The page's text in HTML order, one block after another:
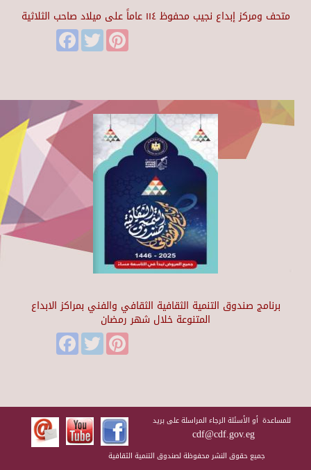
متحف ومركز إبداع نجيب محفوظ ١١٤ عاماً على ميلاد صاحب الثلاثية
FacebookTwitter
برنامج صندوق التنمية الثقافية الثقافي والفني بمراكز الابداع
المتنوعة خلال شهر رمضان
FacebookTwitter
للمساعدة أو الأسئلة الرجاء المراسلة على بريد
cdf@cdf.gov.eg
جميع حقوق النشر محفوظة لصندوق التنمية الثقافية